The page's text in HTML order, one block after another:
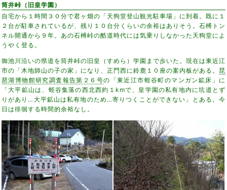
筒井峠（旧皇学園）
自宅から１時間３０分で君ヶ畑の「天狗堂登山観光駐車場」に到着。既に１
２台が駐車されているが、残り１０台分くらいの余裕はありそう。石榑トン
ネル開通から９年。あの石榑峠の酷道時代には気乗りしなかった天狗堂によ
うやく登る。
御池川沿いの県道を筒井峠の旧皇（すめら）学園まで歩いた。現在は東近江
市の「木地師山の子の家」になり、正門西に鈴鹿１０座の案内板がある。 琵
琶湖博物館研究調査報告第２６号の「東近江市蛭谷町のマンガン鉱床」に
「大平鉱山は、蛭谷集落の西北西約１kmで、皇学園の私有地内に坑道とず
りがあり…大平鉱山は私有地のため…寄りつくことができない」とある。今
日は徘徊する時間的余裕なし。